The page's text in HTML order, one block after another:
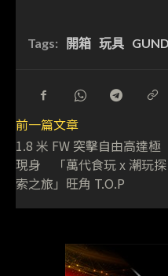
Tags: 開箱 玩具
前一篇文章
1.8 米 FW 突擊自由高達極
現身 「萬代食玩 x 潮玩探
索之旅」旺角 T.O.P